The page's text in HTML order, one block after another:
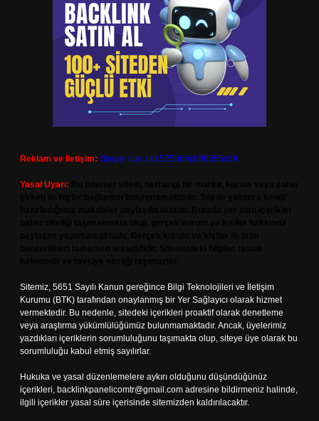
Reklam ve İletişim: Skype: live:.cid.575569c608265c69
Yasal Uyarı:
Sitemiz, 5651 Sayılı Kanun gereğince Bilgi Teknolojileri ve İletişim
Kurumu (BTK) tarafından onaylanmış bir Yer Sağlayıcı olarak hizmet
vermektedir. Bu nedenle, sitedeki içerikleri proaktif olarak denetleme
veya araştırma yükümlülüğümüz bulunmamaktadır. Ancak, üyelerimiz
yazdıkları içeriklerin sorumluluğunu taşımakta olup, siteye üye olarak bu
sorumluluğu kabul etmiş sayılırlar.
Hukuka ve yasal düzenlemelere aykırı olduğunu düşündüğünüz
içerikleri, backlinkpanelicomtr@gmail.com adresine bildirmeniz halinde,
ilgili içerikler yasal süre içerisinde sitemizden kaldırılacaktır.